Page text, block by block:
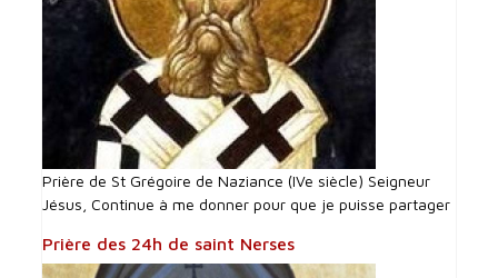
Prière de St Grégoire de Naziance (IVe siècle) Seigneur
Jésus, Continue à me donner pour que je puisse partager
Prière des 24h de saint Nerses